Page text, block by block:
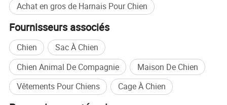
Achat en gros de Harnais Pour Chien
Fournisseurs associés
Chien
Sac À Chien
Chien Animal De Compagnie
Maison De Chien
Vêtements Pour Chiens
Cage À Chien